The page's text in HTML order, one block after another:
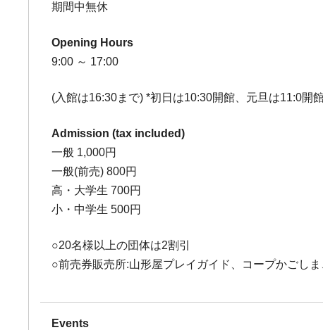
期間中無休
Opening Hours
9:00 ～ 17:00
(入館は16:30まで) *初日は10:30開館、元旦は11:0開
Admission (tax included)
一般 1,000円
一般(前売) 800円
高・大学生 700円
小・中学生 500円
○20名様以上の団体は2割引
○前売券販売所:山形屋プレイガイド、コープかごし
Events